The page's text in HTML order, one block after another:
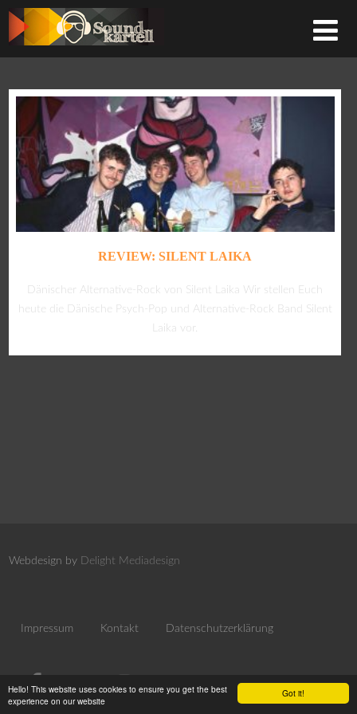
Got it!
Hello! This website uses cookies to ensure you get the best
experience on our website
REVIEW: SILENT LAIKA
Dänischer Alternative-Rock von Silent Laika Wir stellen Euch
heute die Dänische Psych-Pop und Alternative-Rock Band Silent
Laika vor.
Webdesign by Delight Mediadesign
Impressum Kontakt Datenschutzerklärung